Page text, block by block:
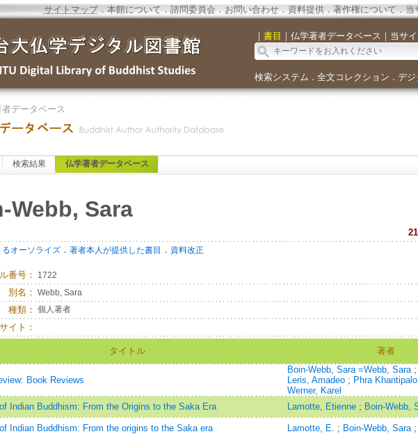
サイトマップ．本館について．諮問委員会． お問い合わせ． 資料提供．著作権について．当
｜ 書目 ｜ 仏学著者データベース ｜ 当サ
検索システム ． 全文コレクション ． デジ
データベース
検索結果 仏学著者データベース
Webb, Sara
21
オーソライズ． 著者本人が提供した書目 ． 資料改正
番号： 1722
別名： Webb, Sara
種類： 個人著者
イト：
タイトル 著者
Book Reviews
Boin-Webb, Sara =Webb, Sara ;
Leris, Amadeo ; Phra Khantipalo
Werner, Karel
Indian Buddhism: From the Origins to the Saka Era Lamotte, Etienne ; Boin-Webb,
Indian Buddhism: From the origins to the Saka era Lamotte, E. ; Boin-Webb, Sara ;